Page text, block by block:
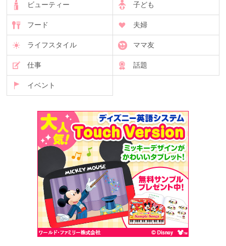
ビューティー 子ども
フード 夫婦
ライフスタイル ママ友
仕事 話題
イベント